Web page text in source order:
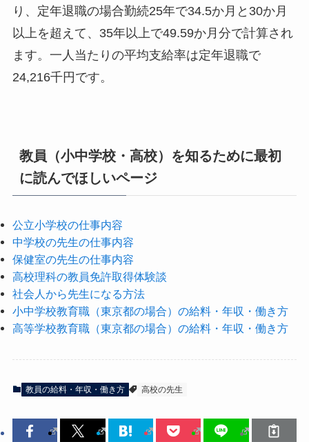
り、定年退職の場合勤続25年で34.5か月と30か月
以上を超えて、35年以上で49.59か月分で計算され
ます。一人当たりの平均支給率は定年退職で
24,216千円です。
教員（小中学校・高校）を知るために最初
に読んでほしいページ
公立小学校の仕事内容
中学校の先生の仕事内容
保健室の先生の仕事内容
高校理科の教員免許取得体験談
社会人から先生になる方法
小中学校教育職（東京都の場合）の給料・年収・働き方
高等学校教育職（東京都の場合）の給料・年収・働き方
教員の給料・年収・働き方 高校の先生